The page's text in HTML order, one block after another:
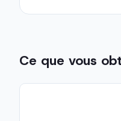
Ce que vous